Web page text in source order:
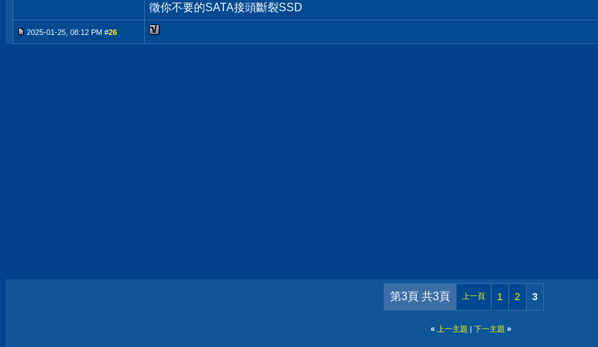
徵你不要的SATA接頭斷裂SSD
2025-01-25, 08:12 PM #26
第3頁 共3頁 上一頁 1 2 3
« 上一主題 | 下一主題 »